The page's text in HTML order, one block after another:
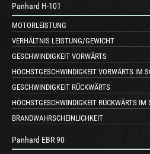
Panhard H-101
MOTORLEISTUNG
VERHÄLTNIS LEISTUNG/GEWICHT
GESCHWINDIGKEIT VORWÄRTS
HÖCHSTGESCHWINDIGKEIT VORWÄRTS IM
GESCHWINDIGKEIT RÜCKWÄRTS
HÖCHSTGESCHWINDIGKEIT RÜCKWÄRTS
BRANDWAHRSCHEINLICHKEIT
Panhard EBR 90